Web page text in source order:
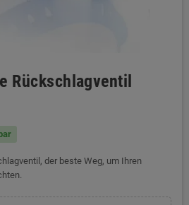
Rückschlagventil
der beste Weg, um Ihren